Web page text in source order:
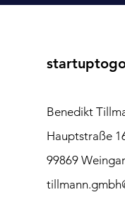
Benedikt
Hauptstraße
99869